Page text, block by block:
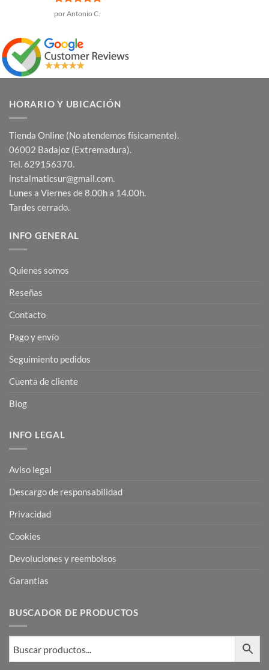
Valorado
por Antonio C.
HORARIO Y UBICACIÓN
Tienda Online (No atendemos físicamente).
06002 Badajoz (Extremadura).
Tel. 629156370.
instalmaticsur@gmail.com.
Lunes a Viernes de 8.00h a 14.00h.
Tardes cerrado.
INFO GENERAL
Quienes somos
Reseñas
Contacto
Pago y envío
Seguimiento pedidos
Cuenta de cliente
Blog
INFO LEGAL
Aviso legal
Descargo de responsabilidad
Privacidad
Cookies
Devoluciones y reembolsos
Garantias
BUSCADOR DE PRODUCTOS